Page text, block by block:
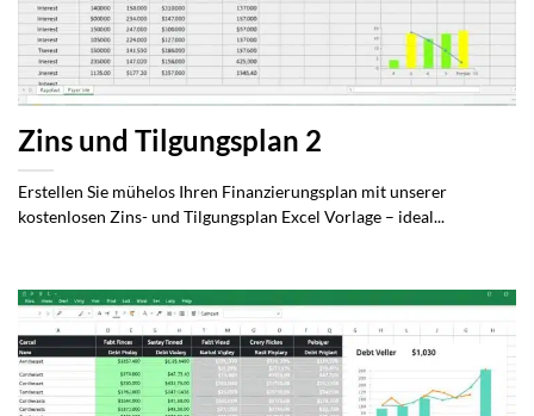
Zins und Tilgungsplan 2
Erstellen Sie mühelos Ihren Finanzierungsplan mit unserer
kostenlosen Zins- und Tilgungsplan Excel Vorlage – ideal...